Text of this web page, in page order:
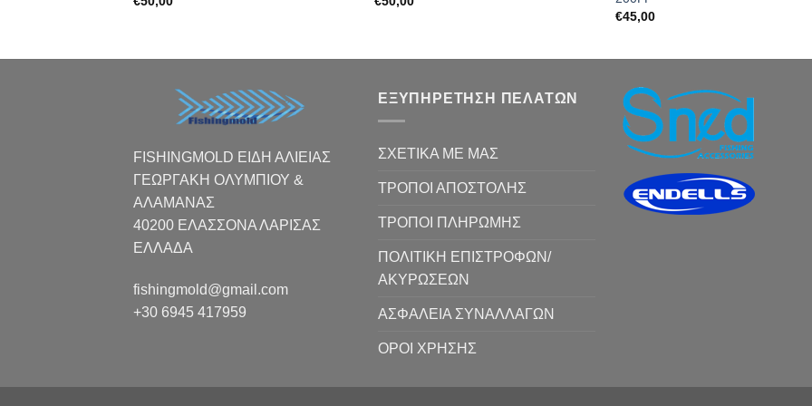
€45,00
FISHINGMOLD ΕΙΔΗ ΑΛΙΕΙΑΣ
ΓΕΩΡΓΑΚΗ ΟΛΥΜΠΙΟΥ &
ΑΛΑΜΑΝΑΣ
40200 ΕΛΑΣΣΟΝΑ ΛΑΡΙΣΑΣ
EΛΛΑΔΑ
fishingmold@gmail.com
+30 6945 417959
ΕΞΥΠΗΡΕΤΗΣΗ ΠΕΛΑΤΩΝ
ΣΧΕΤΙΚΑ ΜΕ ΜΑΣ
ΤΡΟΠΟΙ ΑΠΟΣΤΟΛΗΣ
ΤΡΟΠΟΙ ΠΛΗΡΩΜΗΣ
ΠΟΛΙΤΙΚΗ ΕΠΙΣΤΡΟΦΩΝ/
ΑΚΥΡΩΣΕΩΝ
ΑΣΦΑΛΕΙΑ ΣΥΝΑΛΛΑΓΩΝ
ΟΡΟΙ ΧΡΗΣΗΣ